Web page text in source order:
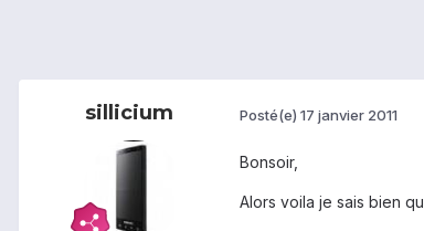
sillicium Posté(e) 17 janvier 2011
Bonsoir,
Alors voila je sais bien